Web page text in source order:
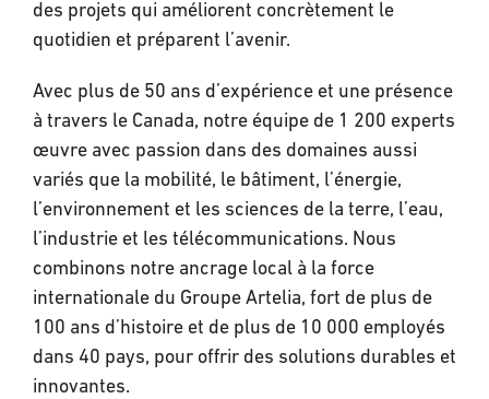
des projets qui améliorent concrètement le
quotidien et préparent l’avenir.
Avec plus de 50 ans d’expérience et une présence
à travers le Canada, notre équipe de 1 200 experts
œuvre avec passion dans des domaines aussi
variés que la mobilité, le bâtiment, l’énergie,
l’environnement et les sciences de la terre, l’eau,
l’industrie et les télécommunications. Nous
combinons notre ancrage local à la force
internationale du Groupe Artelia, fort de plus de
100 ans d’histoire et de plus de 10 000 employés
dans 40 pays, pour offrir des solutions durables et
innovantes.